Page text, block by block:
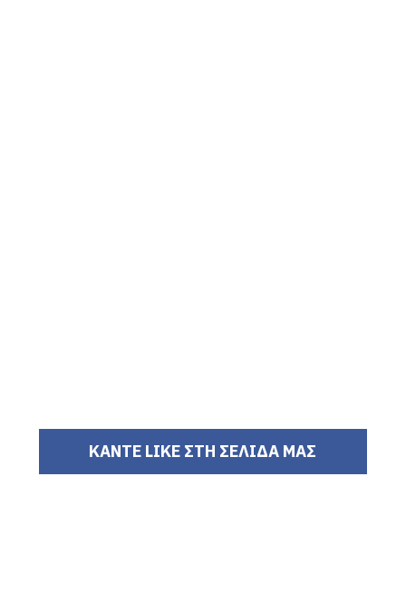
ΚΑΝΤΕ LIKE ΣΤΗ ΣΕΛΙΔΑ ΜΑΣ